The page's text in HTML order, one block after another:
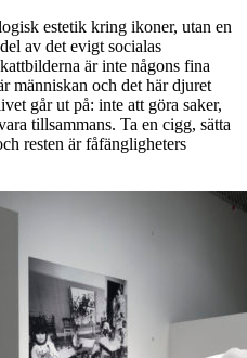
estetik kring ikoner, utan en
av det evigt socialas
är inte någons fina
människan och det här djuret
går ut på: inte att göra saker,
tillsammans. Ta en cigg, sätta
resten är fåfängligheters